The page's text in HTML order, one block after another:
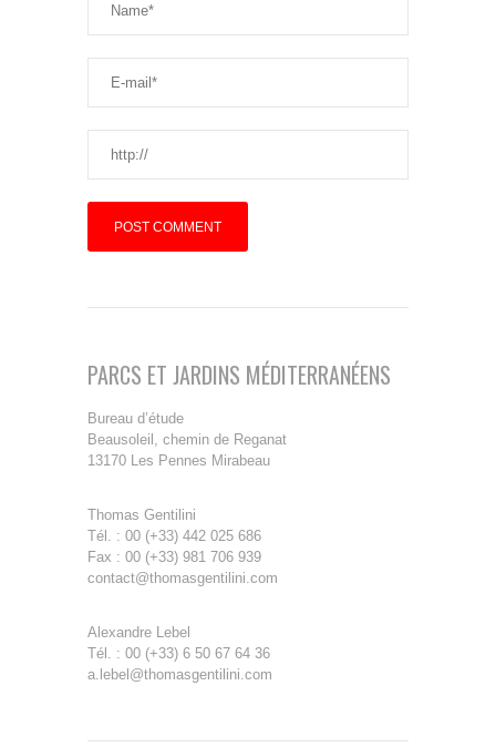
PARCS ET JARDINS MÉDITERRANÉENS
Bureau d’étude
Beausoleil, chemin de Reganat
13170 Les Pennes Mirabeau
Thomas Gentilini
Tél. : 00 (+33) 442 025 686
Fax : 00 (+33) 981 706 939
contact@thomasgentilini.com
Alexandre Lebel
Tél. : 00 (+33) 6 50 67 64 36
a.lebel@thomasgentilini.com